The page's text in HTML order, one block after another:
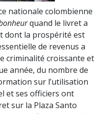
nationale colombienne
quand le livret a
dont la prospérité est
de revenus a
criminalité croissante et
année, du nombre de
sur l’utilisation
et ses officiers ont
sur la Plaza Santo